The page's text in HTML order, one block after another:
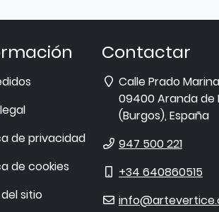
de privacidad
de cookies
sitio
Contactar
Dirección
Calle Prado
09400Aranda de
(Burgos), España
Teléfono
947 500 221
Móvil
+34 640860515
E-